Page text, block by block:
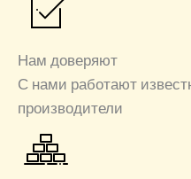
Нам доверяют
С нами работают
производители